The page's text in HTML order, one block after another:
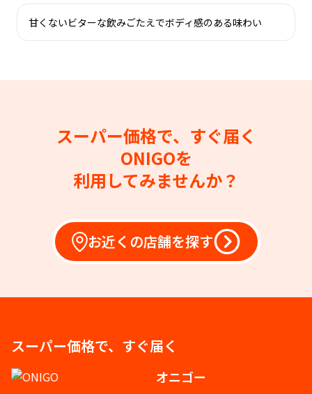
甘くないビターな飲みごたえでボディ感のある味わい
スーパー価格で、すぐ届く
ONIGOを
利用してみませんか？
お近くの店舗を探す
スーパー価格で、すぐ届く
オニゴー